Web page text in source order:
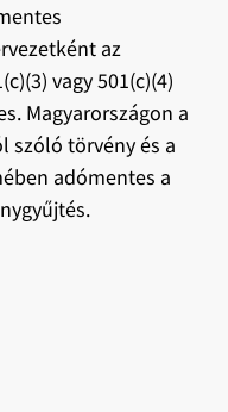
az
vagy 501(c)(4)
Magyarországon a
szóló törvény és a
adómentes a